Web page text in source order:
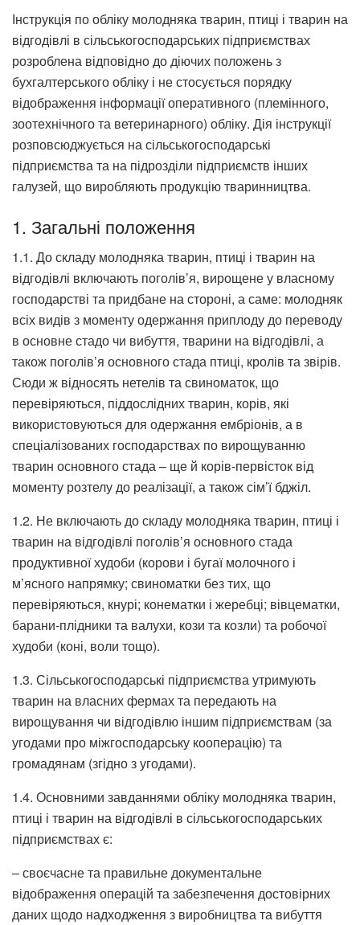
Інструкція по обліку молодняка тварин, птиці і тварин на
відгодівлі в сільськогосподарських підприємствах
розроблена відповідно до діючих положень з
бухгалтерського обліку і не стосується порядку
відображення інформації оперативного (племінного,
зоотехнічного та ветеринарного) обліку. Дія інструкції
розповсюджується на сільськогосподарські
підприємства та на підрозділи підприємств інших
галузей, що виробляють продукцію тваринництва.
1. Загальні положення
1.1. До складу молодняка тварин, птиці і тварин на
відгодівлі включають поголів’я, вирощене у власному
господарстві та придбане на стороні, а саме: молодняк
всіх видів з моменту одержання приплоду до переводу
в основне стадо чи вибуття, тварини на відгодівлі, а
також поголів’я основного стада птиці, кролів та звірів.
Сюди ж відносять нетелів та свиноматок, що
перевіряються, піддослідних тварин, корів, які
використовуються для одержання ембріонів, а в
спеціалізованих господарствах по вирощуванню
тварин основного стада – ще й корів-первісток від
моменту розтелу до реалізації, а також сім’ї бджіл.
1.2. Не включають до складу молодняка тварин, птиці і
тварин на відгодівлі поголів’я основного стада
продуктивної худоби (корови і бугаї молочного і
м’ясного напрямку; свиноматки без тих, що
перевіряються, кнурі; конематки і жеребці; вівцематки,
барани-плідники та валухи, кози та козли) та робочої
худоби (коні, воли тощо).
1.3. Сільськогосподарські підприємства утримують
тварин на власних фермах та передають на
вирощування чи відгодівлю іншим підприємствам (за
угодами про міжгосподарську кооперацію) та
громадянам (згідно з угодами).
1.4. Основними завданнями обліку молодняка тварин,
птиці і тварин на відгодівлі в сільськогосподарських
підприємствах є:
– своєчасне та правильне документальне
відображення операцій та забезпечення достовірних
даних щодо надходження з виробництва та вибуття